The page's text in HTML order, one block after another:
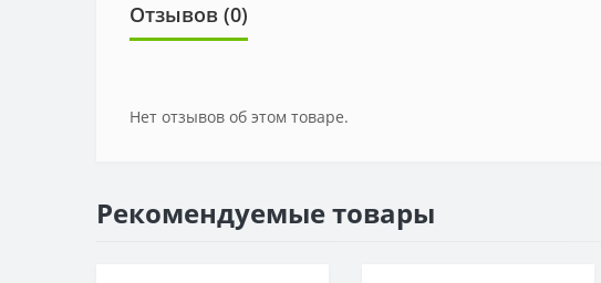
Отзывов (0)
Нет отзывов об этом товаре.
Рекомендуемые товары